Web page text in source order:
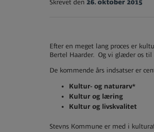
Skrevet den 26. oktober 2015
Efter en meget lang proces er
Bertel Haarder. Og vi glæder os
De kommende års indsatser er
Kultur- og naturarv*
Kultur og læring
Kultur og livskvalitet
Stevns Kommune er med i